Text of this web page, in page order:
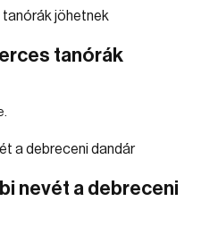
tanórák
nevét a debreceni